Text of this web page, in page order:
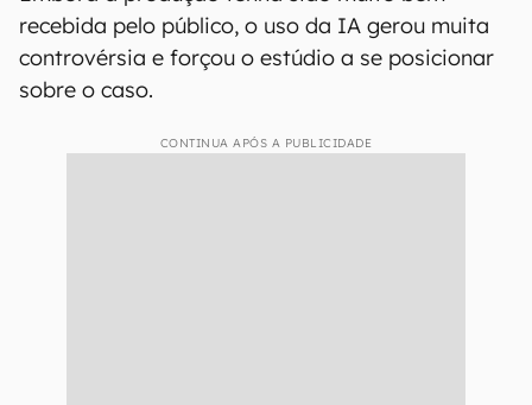
recebida pelo público, o uso da IA gerou muita
controvérsia e forçou o estúdio a se posicionar
sobre o caso.
CONTINUA APÓS A PUBLICIDADE